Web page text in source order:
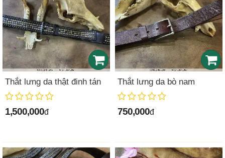
Thắt lưng da thật đinh tán
1,500,000đ
Thắt lưng da bò nam
750,000đ